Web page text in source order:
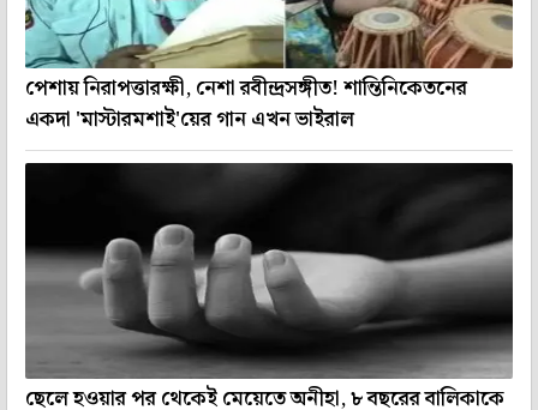
পেশায় নিরাপত্তারক্ষী, নেশা রবীন্দ্রসঙ্গীত! শান্তিনিকেতনের
একদা 'মাস্টারমশাই'য়ের গান এখন ভাইরাল
ছেলে হওয়ার পর থেকেই মেয়েতে অনীহা, ৮ বছরের বালিকাকে